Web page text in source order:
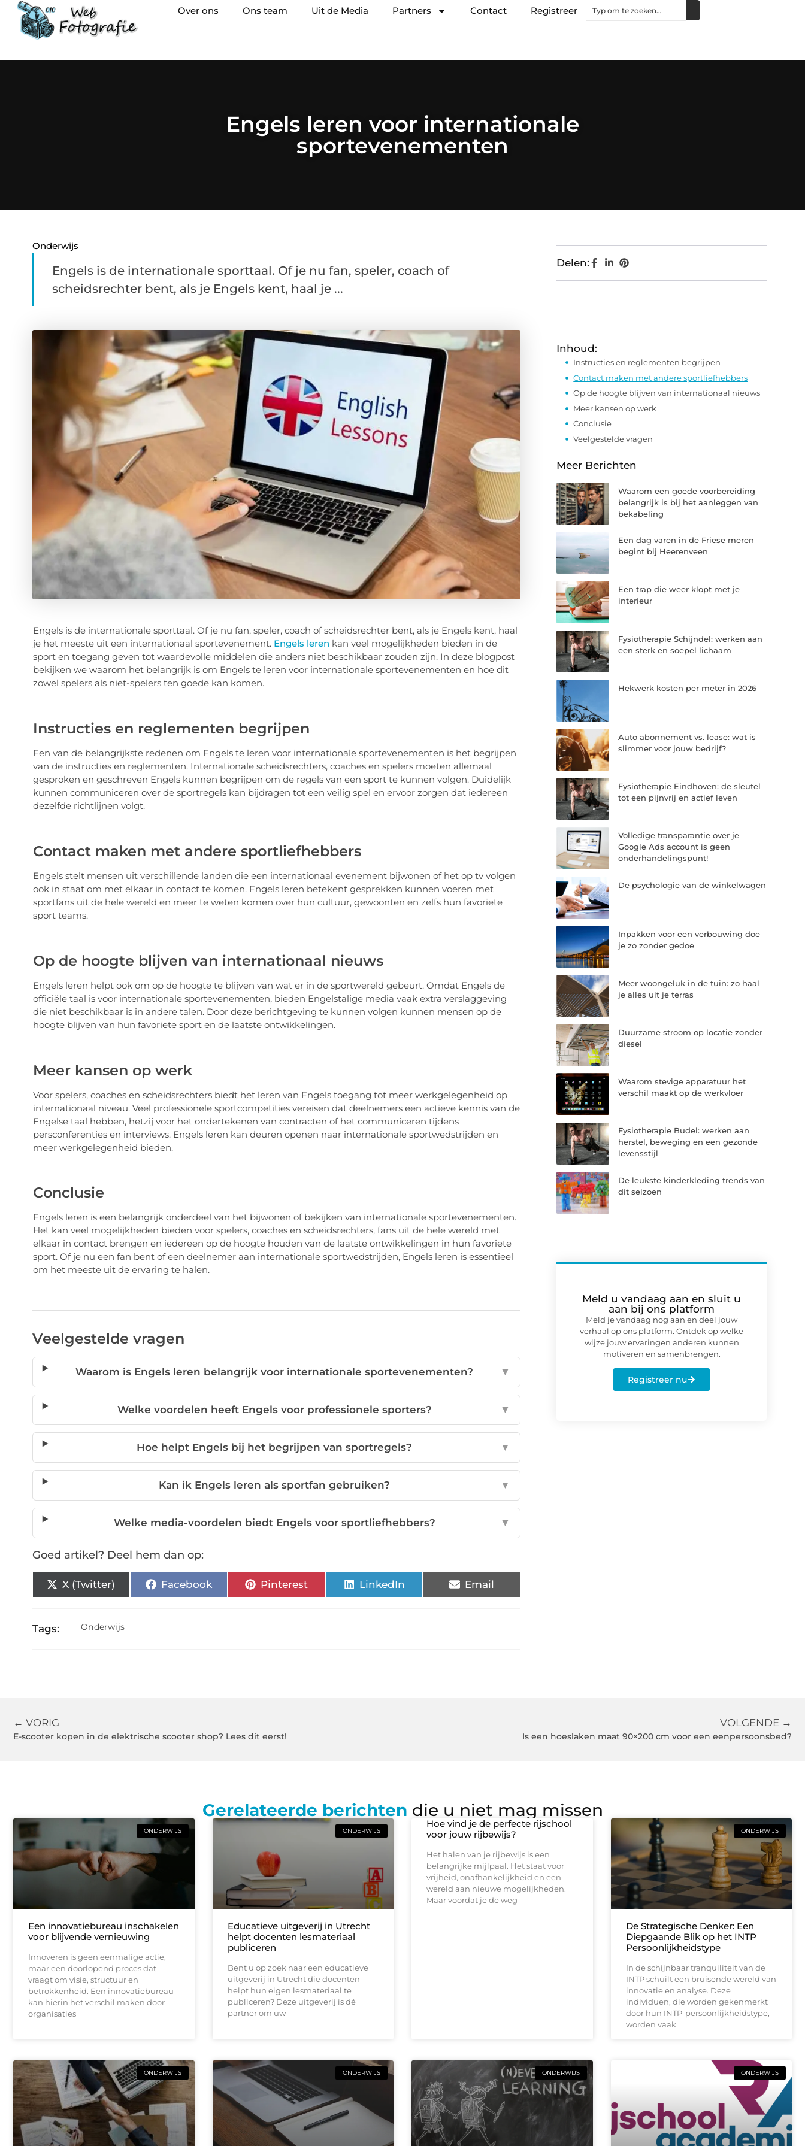
Over ons Ons team Uit de Media Partners Contact Registreer
Engels leren voor internationale
sportevenementen
Onderwijs
Engels is de internationale sporttaal. Of je nu fan, speler, coach of
scheidsrechter bent, als je Engels kent, haal je ...
Engels is de internationale sporttaal. Of je nu fan, speler, coach of scheidsrechter bent, als je Engels kent, haal
je het meeste uit een internationaal sportevenement. Engels leren kan veel mogelijkheden bieden in de
sport en toegang geven tot waardevolle middelen die anders niet beschikbaar zouden zijn. In deze blogpost
bekijken we waarom het belangrijk is om Engels te leren voor internationale sportevenementen en hoe dit
zowel spelers als niet-spelers ten goede kan komen.
Instructies en reglementen begrijpen
Een van de belangrijkste redenen om Engels te leren voor internationale sportevenementen is het begrijpen
van de instructies en reglementen. Internationale scheidsrechters, coaches en spelers moeten allemaal
gesproken en geschreven Engels kunnen begrijpen om de regels van een sport te kunnen volgen. Duidelijk
kunnen communiceren over de sportregels kan bijdragen tot een veilig spel en ervoor zorgen dat iedereen
dezelfde richtlijnen volgt.
Contact maken met andere sportliefhebbers
Engels stelt mensen uit verschillende landen die een internationaal evenement bijwonen of het op tv volgen
ook in staat om met elkaar in contact te komen. Engels leren betekent gesprekken kunnen voeren met
sportfans uit de hele wereld en meer te weten komen over hun cultuur, gewoonten en zelfs hun favoriete
sport teams.
Op de hoogte blijven van internationaal nieuws
Engels leren helpt ook om op de hoogte te blijven van wat er in de sportwereld gebeurt. Omdat Engels de
officiële taal is voor internationale sportevenementen, bieden Engelstalige media vaak extra verslaggeving
die niet beschikbaar is in andere talen. Door deze berichtgeving te kunnen volgen kunnen mensen op de
hoogte blijven van hun favoriete sport en de laatste ontwikkelingen.
Meer kansen op werk
Voor spelers, coaches en scheidsrechters biedt het leren van Engels toegang tot meer werkgelegenheid op
internationaal niveau. Veel professionele sportcompetities vereisen dat deelnemers een actieve kennis van de
Engelse taal hebben, hetzij voor het ondertekenen van contracten of het communiceren tijdens
persconferenties en interviews. Engels leren kan deuren openen naar internationale sportwedstrijden en
meer werkgelegenheid bieden.
Conclusie
Engels leren is een belangrijk onderdeel van het bijwonen of bekijken van internationale sportevenementen.
Het kan veel mogelijkheden bieden voor spelers, coaches en scheidsrechters, fans uit de hele wereld met
elkaar in contact brengen en iedereen op de hoogte houden van de laatste ontwikkelingen in hun favoriete
sport. Of je nu een fan bent of een deelnemer aan internationale sportwedstrijden, Engels leren is essentieel
om het meeste uit de ervaring te halen.
Veelgestelde vragen
Waarom is Engels leren belangrijk voor internationale sportevenementen? ▼
Welke voordelen heeft Engels voor professionele sporters? ▼
Hoe helpt Engels bij het begrijpen van sportregels? ▼
Kan ik Engels leren als sportfan gebruiken? ▼
Welke media-voordelen biedt Engels voor sportliefhebbers? ▼
Goed artikel? Deel hem dan op:
X (Twitter) Facebook Pinterest LinkedIn Email
Tags: Onderwijs
Delen:
Inhoud:
Instructies en reglementen begrijpen
Contact maken met andere sportliefhebbers
Op de hoogte blijven van internationaal nieuws
Meer kansen op werk
Conclusie
Veelgestelde vragen
Meer Berichten
Waarom een goede voorbereiding
belangrijk is bij het aanleggen van
bekabeling
Een dag varen in de Friese meren
begint bij Heerenveen
Een trap die weer klopt met je
interieur
Fysiotherapie Schijndel: werken aan
een sterk en soepel lichaam
Hekwerk kosten per meter in 2026
Auto abonnement vs. lease: wat is
slimmer voor jouw bedrijf?
Fysiotherapie Eindhoven: de sleutel
tot een pijnvrij en actief leven
Volledige transparantie over je
Google Ads account is geen
onderhandelingspunt!
De psychologie van de winkelwagen
Inpakken voor een verbouwing doe
je zo zonder gedoe
Meer woongeluk in de tuin: zo haal
je alles uit je terras
Duurzame stroom op locatie zonder
diesel
Waarom stevige apparatuur het
verschil maakt op de werkvloer
Fysiotherapie Budel: werken aan
herstel, beweging en een gezonde
levensstijl
De leukste kinderkleding trends van
dit seizoen
Meld u vandaag aan en sluit u
aan bij ons platform
Meld je vandaag nog aan en deel jouw
verhaal op ons platform. Ontdek op welke
wijze jouw ervaringen anderen kunnen
motiveren en samenbrengen.
Registreer nu
← VORIG
E-scooter kopen in de elektrische scooter shop? Lees dit eerst!
VOLGENDE →
Is een hoeslaken maat 90×200 cm voor een eenpersoonsbed?
Gerelateerde berichten die u niet mag missen
ONDERWIJS
Een innovatiebureau inschakelen
voor blijvende vernieuwing
Innoveren is geen eenmalige actie,
maar een doorlopend proces dat
vraagt om visie, structuur en
betrokkenheid. Een innovatiebureau
kan hierin het verschil maken door
organisaties
ONDERWIJS
Educatieve uitgeverij in Utrecht
helpt docenten lesmateriaal
publiceren
Bent u op zoek naar een educatieve
uitgeverij in Utrecht die docenten
helpt hun eigen lesmateriaal te
publiceren? Deze uitgeverij is dé
partner om uw
Hoe vind je de perfecte rijschool
voor jouw rijbewijs?
Het halen van je rijbewijs is een
belangrijke mijlpaal. Het staat voor
vrijheid, onafhankelijkheid en een
wereld aan nieuwe mogelijkheden.
Maar voordat je de weg
ONDERWIJS
De Strategische Denker: Een
Diepgaande Blik op het INTP
Persoonlijkheidstype
In de schijnbaar tranquiliteit van de
INTP schuilt een bruisende wereld van
innovatie en analyse. Deze
individuen, die worden gekenmerkt
door hun INTP-persoonlijkheidstype,
worden vaak
ONDERWIJS ONDERWIJS ONDERWIJS ONDERWIJS